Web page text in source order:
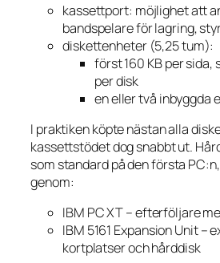
kassettport: möjlighet att
bandspelare för lagring,
diskettenheter (5,25 tum):
först 160 KB per sida,
per disk
en eller två inbyggda
I praktiken köpte nästan alla
kassettstödet dog snabbt ut.
som standard på den första
genom:
IBM PC XT – efterföljare
IBM 5161 Expansion Unit –
kortplatser och hårddisk